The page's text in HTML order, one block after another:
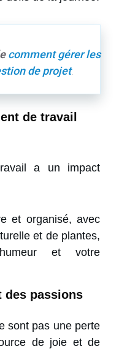
comment gérer les
de projet.
de travail
a un impact
et organisé, avec
et de plantes,
et votre
des passions
sont pas une perte
de joie et de